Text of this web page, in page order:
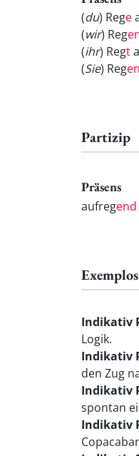
(du) Rege
(wir) Reg
(ihr) Regt
(Sie) Regen
Partizip
Präsens
aufregend
Indikativ
Logik.
Indikativ
den Zug
Indikativ
spontan
Indikativ